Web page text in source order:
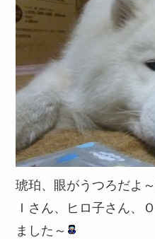
琥珀、眼がうつろだよ
Ｉさん、ヒロ子さん、
ました～